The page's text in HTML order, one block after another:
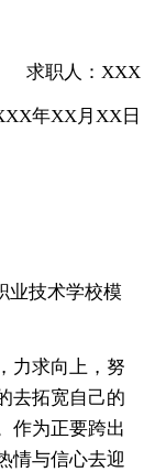
求职人：XXX
年XX月XX日
业技术学校模
力求向上，努
去拓宽自己的
作为正要跨出
情与信心去迎